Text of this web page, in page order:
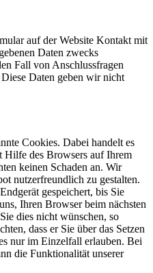
auf der Website Kontakt mit
Daten zwecks
Fall von Anschlussfragen
Daten geben wir nicht
Cookies. Dabei handelt es
Hilfe des Browsers auf Ihrem
keinen Schaden an. Wir
nutzerfreundlich zu gestalten.
gespeichert, bis Sie
Ihren Browser beim nächsten
dies nicht wünschen, so
dass er Sie über das Setzen
nur im Einzelfall erlauben. Bei
die Funktionalität unserer